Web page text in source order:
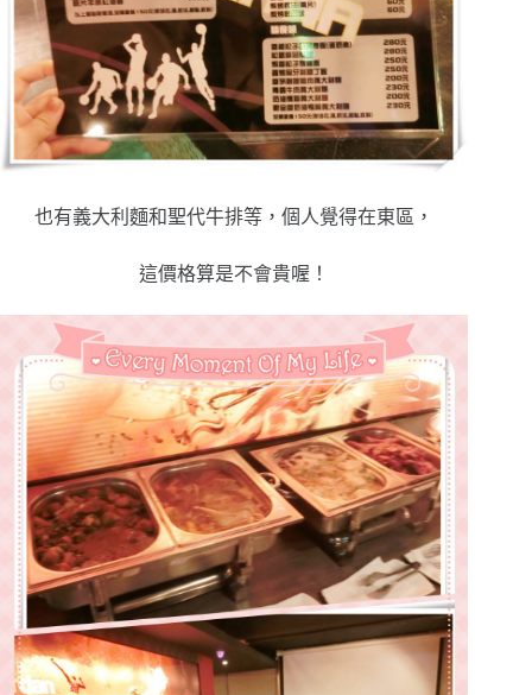
也有義大利麵和聖代牛排等，個人覺得在東區，
這價格算是不會貴喔！